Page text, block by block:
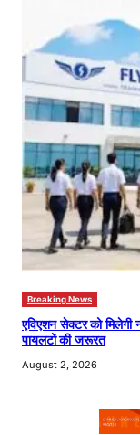
Breaking News
एविएशन सेक्टर को
पायलटों की जरूरत
August 2, 2026